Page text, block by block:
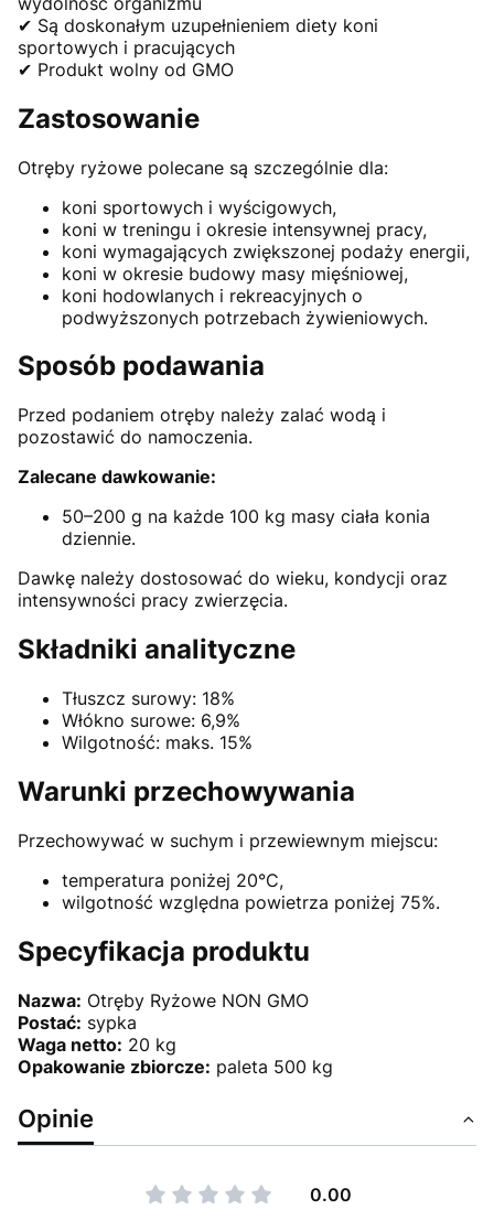
✔ Są doskonałym uzupełnieniem diety koni
sportowych i pracujących
✔ Produkt wolny od GMO
Zastosowanie
Otręby ryżowe polecane są szczególnie dla:
koni sportowych i wyścigowych,
koni w treningu i okresie intensywnej pracy,
koni wymagających zwiększonej podaży energii,
koni w okresie budowy masy mięśniowej,
koni hodowlanych i rekreacyjnych o
podwyższonych potrzebach żywieniowych.
Sposób podawania
Przed podaniem otręby należy zalać wodą i
pozostawić do namoczenia.
Zalecane dawkowanie:
50–200 g na każde 100 kg masy ciała konia
dziennie.
Dawkę należy dostosować do wieku, kondycji oraz
intensywności pracy zwierzęcia.
Składniki analityczne
Tłuszcz surowy: 18%
Włókno surowe: 6,9%
Wilgotność: maks. 15%
Warunki przechowywania
Przechowywać w suchym i przewiewnym miejscu:
temperatura poniżej 20°C,
wilgotność względna powietrza poniżej 75%.
Specyfikacja produktu
Nazwa: Otręby Ryżowe NON GMO
Postać: sypka
Waga netto: 20 kg
Opakowanie zbiorcze: paleta 500 kg
Opinie
0.00